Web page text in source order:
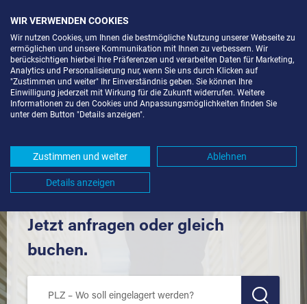
SELF STORAGE IN WEILHEIM AN
Komfortabel einlagern mit Extraraum
Jetzt anfragen oder gleich
buchen.
WIR VERWENDEN COOKIES
Wir nutzen Cookies, um Ihnen die bestmögliche Nutzung unserer Webseite zu
ermöglichen und unsere Kommunikation mit Ihnen zu verbessern. Wir
berücksichtigen hierbei Ihre Präferenzen und verarbeiten Daten für Marketing,
Analytics und Personalisierung nur, wenn Sie uns durch Klicken auf
"Zustimmen und weiter" Ihr Einverständnis geben. Sie können Ihre
Einwilligung jederzeit mit Wirkung für die Zukunft widerrufen. Weitere
Informationen zu den Cookies und Anpassungsmöglichkeiten finden Sie
unter dem Button "Details anzeigen".
Zustimmen und weiter Ablehnen
Details anzeigen